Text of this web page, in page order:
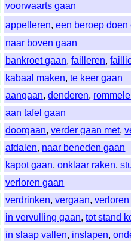
voorwaarts gaan
appelleren,een beroep doen
naar boven gaan
bankroet gaan,failleren,
kabaal maken,te keer gaan
aangaan,denderen,
aan tafel gaan
doorgaan,verder gaan met,
afdalen, naar beneden gaan
kapot gaan,onklaar raken,
verloren gaan
verdrinken,vergaan,
in vervulling gaan,tot stand
in slaap vallen, inslapen,